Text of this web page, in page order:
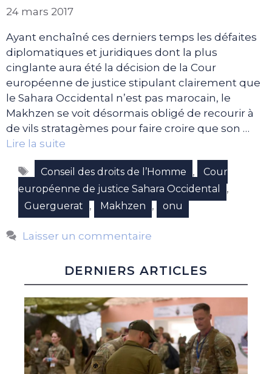
24 mars 2017
Ayant enchaîné ces derniers temps les défaites
diplomatiques et juridiques dont la plus
cinglante aura été la décision de la Cour
européenne de justice stipulant clairement que
le Sahara Occidental n’est pas marocain, le
Makhzen se voit désormais obligé de recourir à
de vils stratagèmes pour faire croire que son …
Lire la suite
Étiquettes
Conseil des droits de l’Homme ,
Cour
européenne de justice Sahara Occidental
,
Guerguerat , Makhzen , onu
Laisser un commentaire
DERNIERS ARTICLES